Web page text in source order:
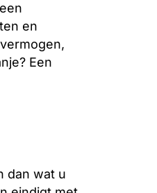
en
Een
dan wat u